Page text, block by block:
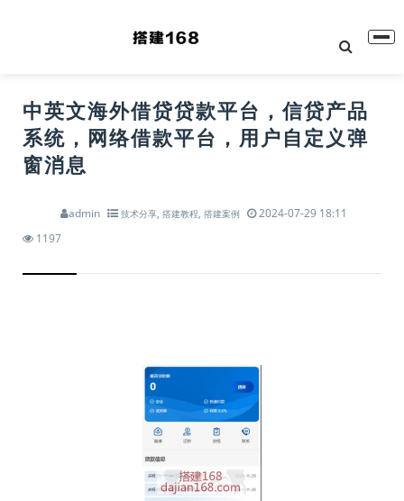
中英文海外借贷贷款平台，信贷产品
系统，网络借款平台，用户自定义弹
窗消息
admin 技术分享, 搭建教程, 搭建案例
2024-07-29 18:11
1197